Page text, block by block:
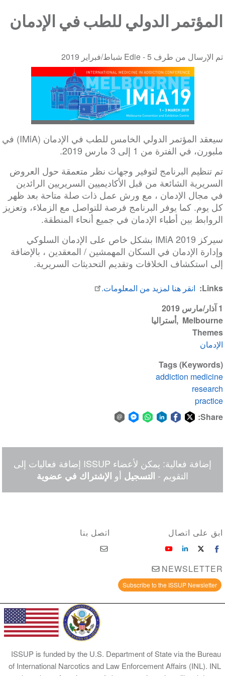
1 آذار/مارس 2019
Melbourne أستراليا
Themes
الإدمان
Tags (Keywords)
addiction medicine
research
practice
Share:
WhatsApp
Facebook
Messenger
المؤتمر الدولي للطب في الإدمان
تم الإرسال من طرف Edie - 5 شباط/فبراير 2019
سيعقد المؤتمر الدولي الخامس للطب في الإدمان (IMiA) في
ملبورن، في الفترة من 1 إلى 3 مارس 2019.
تم تنظيم البرنامج لتوفير وجهات نظر متعمقة حول العروض
السريرية الشائعة من قبل الأكاديميين السريريين الرائدين
في مجال الإدمان ، مع ورش عمل ذات صلة متاحة بعد ظهر
كل يوم. كما يوفر البرنامج فرصة للتواصل مع الزملاء، وتعزيز
الروابط بين أطباء الإدمان في جميع أنحاء المنطقة.
سيركز IMiA 2019 بشكل خاص على الإدمان السلوكي
وإدارة الإدمان في السكان المهمشين / المعقدين ، بالإضافة
إلى استكشاف الخلافات وتقديم التحديثات السريرية.
Links انقر هنا لمزيد من المعلومات.
إضافة فعالية: يمكن لأعضاء ISSUP إضافة فعاليات إلى
التقويم - التسجيل أو الإشتراك في عضوية
اتصل بنا ابق على اتصال
NEWSLETTER
Subscribe to the ISSUP Newsletter
ISSUP is funded by the U.S. Department of State via the Bureau
of International Narcotics and Law Enforcement Affairs (INL). INL